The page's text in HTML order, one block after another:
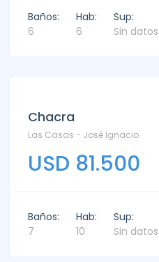
Baños:
6
Hab:
6
Sup:
Sin datos
Chacra
Las Casas - José Ignacio
USD 81.500
Baños:
7
Hab:
10
Sup:
Sin datos